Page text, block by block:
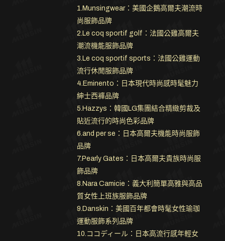
1.Munsingwear：美國企鵝高爾夫潮流時
尚服飾品牌
2.Le coq sportif golf：法國公雞高爾夫
潮流機能服飾品牌
3.Le coq sportif sports：法國公雞運動
流行休閒服飾品牌
4.Eminento：日本現代時尚感時髦魅力
紳士西褲品牌
5.Hazzys：韓國LG集團結合精緻剪裁及
貼近流行的時尚色彩品牌
6.and per se：日本高爾夫機能時尚服飾
品牌
7.Pearly Gates：日本高爾夫貴族時尚服
飾品牌
8.Nara Camicie：義大利簡單高雅與高品
質女性上班族服飾品牌
9.Danskin：美國百年都會時髦女性瑜珈
運動服飾系列品牌
10.ココディール：日本高流行感年輕女